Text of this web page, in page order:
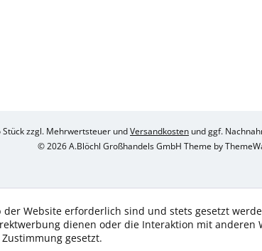
zzgl. Mehrwertsteuer undVersandkosten und ggf.
© 2026 A.Blöchl Großhandels GmbH Theme by
Website erforderlich sind und stets gesetzt
dienen oder die Interaktion mit anderen
gesetzt.